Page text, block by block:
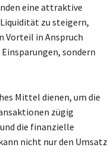
eine attraktive
zu steigern,
Vorteil in Anspruch
sondern
Mittel dienen, um die
zügig
die finanzielle
nicht nur den Umsatz